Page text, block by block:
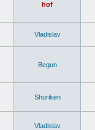
hof
Vladislav
Begun
Shuriken
Vladislav